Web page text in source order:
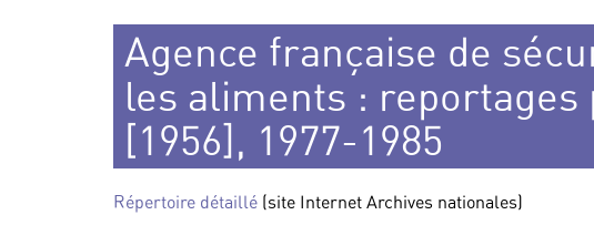
Agence française de
les aliments : reportages
[1956], 1977-1985
Répertoire détaillé (site Internet Archives nationales)